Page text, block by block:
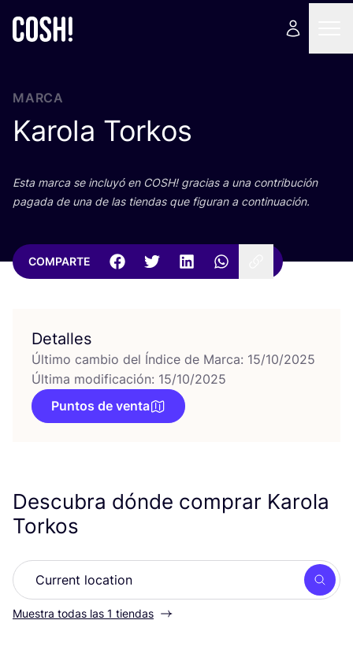
MARCA
Karola Torkos
Esta mar­ca se inclu­yó en COSH! gra­cias a una con­tri­bu­ción
paga­da de una de las tien­das que figu­ran a continuación.
COMPARTE
Detalles
Último cambio del Índice de Marca: 15/10/2025
Última modificación: 15/10/2025
Puntos de venta
Descubra dónde comprar Karola
Torkos
Muestra todas las 1 tiendas